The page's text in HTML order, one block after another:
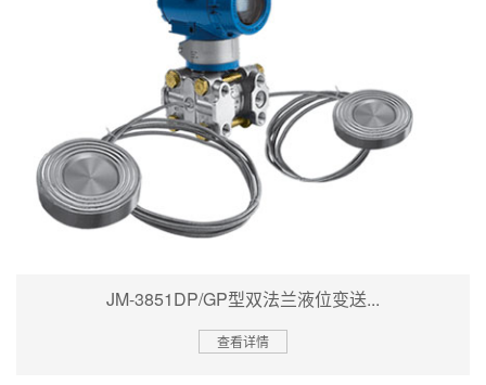
JM-3851DP/GP型双法兰液位变送...
查看详情